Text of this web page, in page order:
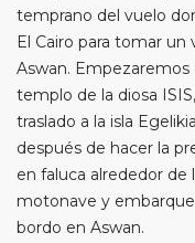
temprano del vuelo
El Cairo para tomar
Aswan. Empezaremos
templo de la diosa
traslado a la isla
después de hacer la
en faluca alrededor de
motonave y
bordo en Aswan.